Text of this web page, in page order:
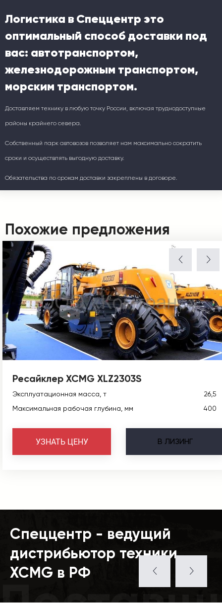
Логистика в Спеццентр это
оптимальный способ доставки под
вас: автотранспортом,
железнодорожным транспортом,
морским транспортом.
Доставляем технику в любую точку России, включая труднодоступные
районы крайнего севера.
Собственный парк автовозов позволяет нам максимально сократить
сроки и осуществлять выгодную доставку.
Обязательства по срокам доставки закреплены в договоре.
Похожие предложения
Ресайклер XCMG XLZ2303S
Эксплуатационная масса, т
26,5
Максимальная рабочая глубина, мм
400
В ЛИЗИНГ
УЗНАТЬ ЦЕНУ
Спеццентр - ведущий
дистрибьютор техники
XCMG в РФ